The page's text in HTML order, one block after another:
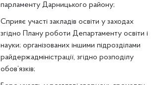
парламенту Дарницького району;
Сприяє участі закладів освіти у заходах
згідно Плану роботи Департаменту освіти і
науки; організованих іншими підрозділами
райдержадміністрації, згідно розподілу
обов’язків;